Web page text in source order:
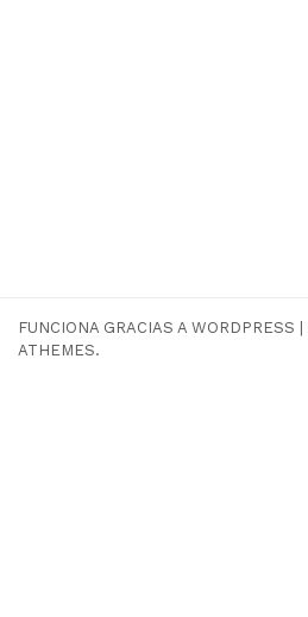
FUNCIONA GRACIAS A WORDPRESS
ATHEMES.